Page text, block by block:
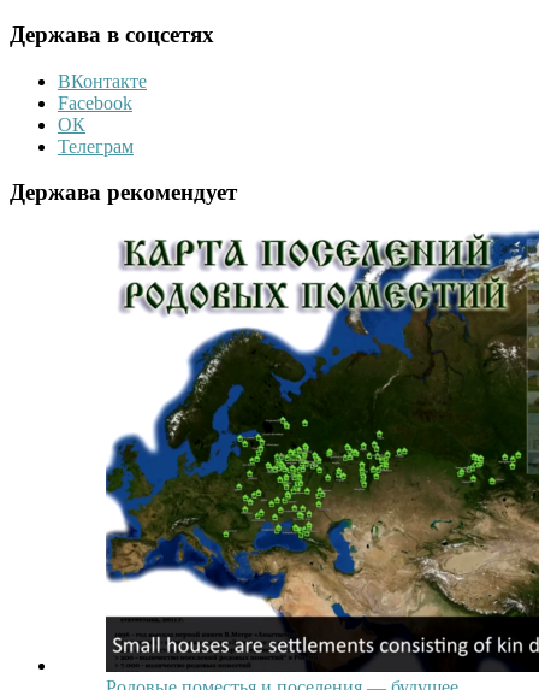
Держава в соцсетях
ВКонтакте
Facebook
ОК
Телеграм
Держава рекомендует